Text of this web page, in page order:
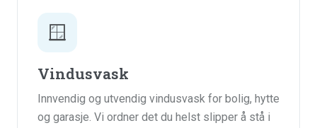
🪟
Vindusvask
Innvendig og utvendig vindusvask for bolig, hytte
og garasje. Vi ordner det du helst slipper å stå i